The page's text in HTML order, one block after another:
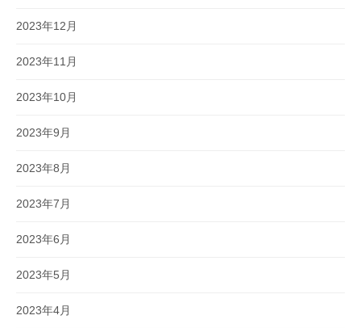
2023年12月
2023年11月
2023年10月
2023年9月
2023年8月
2023年7月
2023年6月
2023年5月
2023年4月